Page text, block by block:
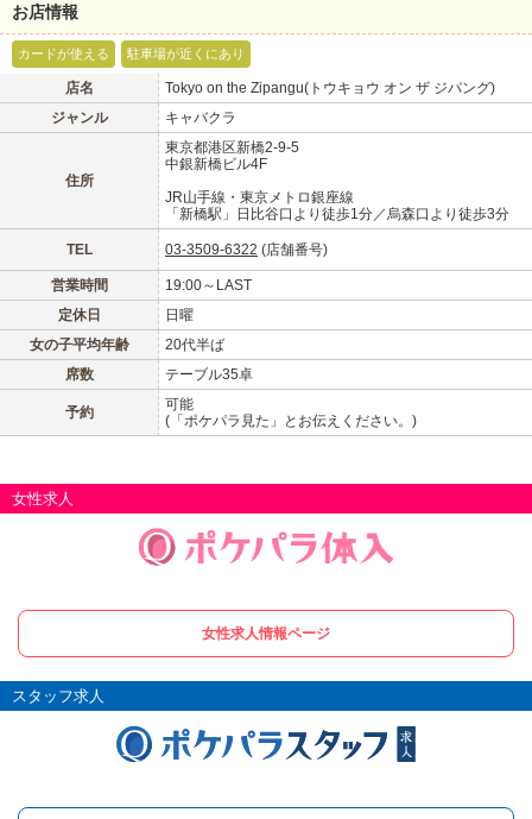
お店情報
カードが使える 駐車場が近くにあり
店名
Tokyo on the Zipangu(トウキョウ オン ザ ジパング)
ジャンル
キャバクラ
住所
東京都港区新橋2-9-5
中銀新橋ビル4F
JR山手線・東京メトロ銀座線
「新橋駅」日比谷口より徒歩1分／烏森口より徒歩3分
TEL 03-3509-6322 (店舗番号)
営業時間
19:00～LAST
定休日
日曜
女の子平均年齢
20代半ば
席数
テーブル35卓
予約
可能
(「ポケパラ見た」とお伝えください。)
女性求人
女性求人情報ページ
スタッフ求人
このお店をシェアする
LINE X (旧Twitter)
お店のURLをコピー
会員ログイン
女の子ログイン
店舗ログイン
新規会員登録
北海道 東北
甲信越
関東
東海 関西
中四国
沖縄 全国TOP